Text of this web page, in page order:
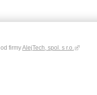
od firmyAlejTech, spol. s r.o.